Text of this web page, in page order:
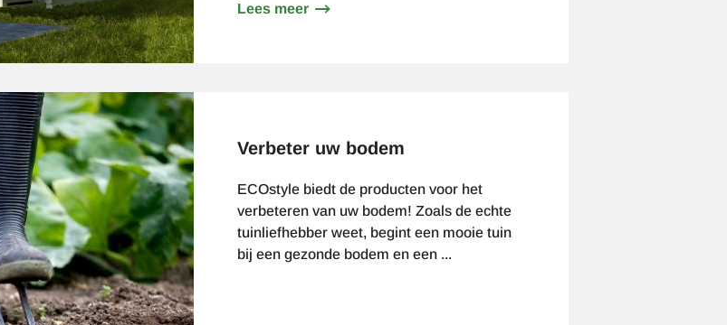
Lees meerover
Verbeter uw bodem
ECOstyle biedt de producten voor het
verbeteren van uw bodem! Zoals de echte
tuinliefhebber weet, begint een mooie tuin
bij een gezonde bodem en een ...